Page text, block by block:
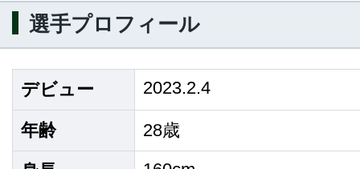
選手プロフィール
デビュー 2023.2.4
年齢 28歳